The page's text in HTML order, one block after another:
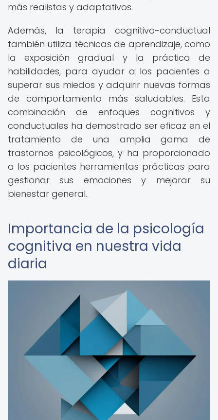
más realistas y adaptativos.
Además, la terapia cognitivo-conductual
también utiliza técnicas de aprendizaje, como
la exposición gradual y la práctica de
habilidades, para ayudar a los pacientes a
superar sus miedos y adquirir nuevas formas
de comportamiento más saludables. Esta
combinación de enfoques cognitivos y
conductuales ha demostrado ser eficaz en el
tratamiento de una amplia gama de
trastornos psicológicos, y ha proporcionado
a los pacientes herramientas prácticas para
gestionar sus emociones y mejorar su
bienestar general.
Importancia de la psicología
cognitiva en nuestra vida
diaria